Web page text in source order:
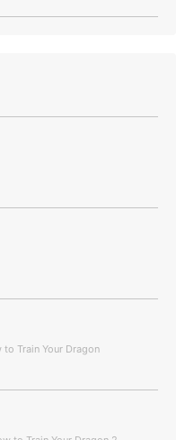
to Train Your Dragon